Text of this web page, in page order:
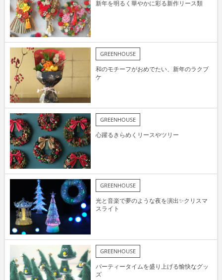
新年を明るく華やかに彩る新作リース類
GREENHOUSE
和のモチーフがおめでたい、新年のラクブ
ケ
GREENHOUSE
心躍るきらめくリースやツリー
GREENHOUSE
光と音楽で夢のような夜を演出✨クリスマ
スライト
GREENHOUSE
パーティータイムを盛り上げる愉快なグッ
ズ